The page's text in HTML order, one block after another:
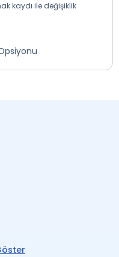
kaydı ile değişiklik